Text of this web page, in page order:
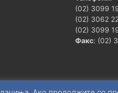
(02) 3099
(02) 3062
(02) 3099
Факс: (02)